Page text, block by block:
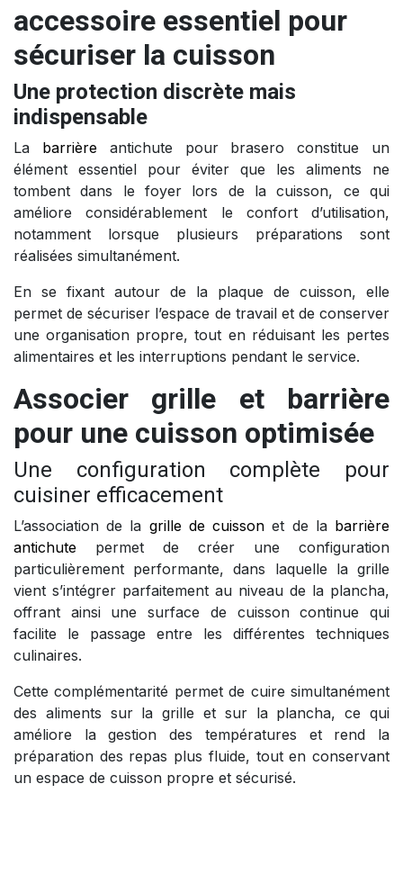
accessoire essentiel pour
sécuriser la cuisson
Une protection discrète mais
indispensable
La barrièreantichute pour brasero constitue un
élément essentiel pour éviter que les aliments ne
tombent dans le foyer lors de la cuisson, ce qui
améliore considérablement le confort d’utilisation,
notamment lorsque plusieurs préparations sont
réalisées simultanément.
En se fixant autour de la plaque de cuisson, elle
permet de sécuriser l’espace de travail et de conserver
une organisation propre, tout en réduisant les pertes
alimentaires et les interruptions pendant le service.
Associer grille et barrière
pour une cuisson optimisée
Une configuration complète pour
cuisiner efficacement
L’association de la grille de cuisson et de la barrière
antichute permet de créer une configuration
particulièrement performante, dans laquelle la grille
vient s’intégrer parfaitement au niveau de la plancha,
offrant ainsi une surface de cuisson continue qui
facilite le passage entre les différentes techniques
culinaires.
Cette complémentarité permet de cuire simultanément
des aliments sur la grille et sur la plancha, ce qui
améliore la gestion des températures et rend la
préparation des repas plus fluide, tout en conservant
un espace de cuisson propre et sécurisé.